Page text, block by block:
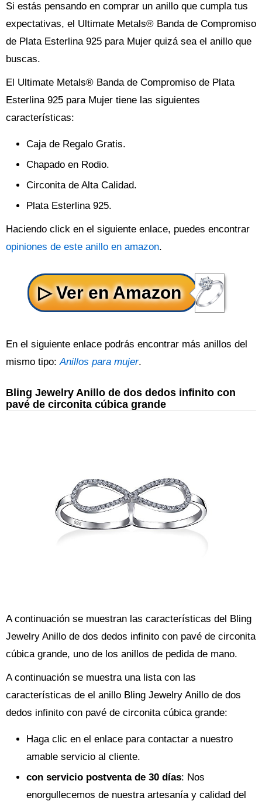
Si estás pensando en comprar un anillo que cumpla tus
expectativas, el Ultimate Metals® Banda de Compromiso
de Plata Esterlina 925 para Mujer quizá sea el anillo que
buscas.
El Ultimate Metals® Banda de Compromiso de Plata
Esterlina 925 para Mujer tiene las siguientes
características:
Caja de Regalo Gratis.
Chapado en Rodio.
Circonita de Alta Calidad.
Plata Esterlina 925.
Haciendo click en el siguiente enlace, puedes encontrar
opiniones de este anillo en amazon.
En el siguiente enlace podrás encontrar más anillos del
mismo tipo:Anillos para mujer.
Bling Jewelry Anillo de dos dedos infinito con
pavé de circonita cúbica grande
A continuación se muestran las características del Bling
Jewelry Anillo de dos dedos infinito con pavé de circonita
cúbica grande, uno de los anillos de pedida de mano.
A continuación se muestra una lista con las
características de el anillo Bling Jewelry Anillo de dos
dedos infinito con pavé de circonita cúbica grande:
Haga clic en el enlace para contactar a nuestro
amable servicio al cliente.
con servicio postventa de 30 días: Nos
enorgullecemos de nuestra artesanía y calidad del